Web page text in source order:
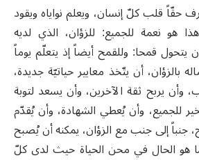
حقّاً قلب كلّ إنسان، ويعلم نواياه ويقود
هو نعمة للجميع: للزؤان، الذي لديه
بأن يتحول قمحا: وللقمح أيضاً إذ يتعلّم يوماً
بالزؤان، أن يتّخذ معايير حياتيّة جديدة،
يربح ثقة الآخرين، وأن يسعد لتوبة
للجميع، وأن يُعطي الشهادة، وأن يُقدّم
جنباً إلى جنب مع الزؤان، يمكنه أن يُصبح
هو الحال في محن الحياة حيث لدى كلّ